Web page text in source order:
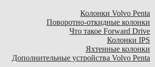
Колонки Volvo Penta
Поворотно-откидные колонки
Что такое Forward Drive
Колонки IPS
Яхтенные колонки
Дополнительные устройства Volvo Penta